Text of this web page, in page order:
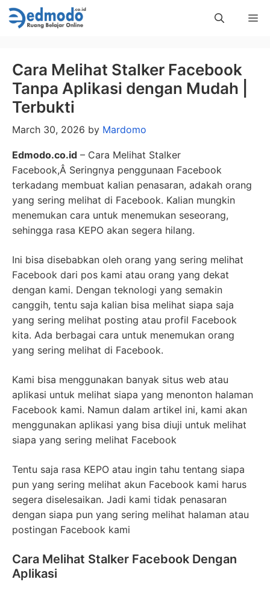
Skip
to
Cara Melihat Stalker Facebook
Tanpa Aplikasi dengan Mudah |
Terbukti
March 30, 2026 by Mardomo
Edmodo.co.id – Cara Melihat Stalker
Facebook,Â Seringnya penggunaan Facebook
terkadang membuat kalian penasaran, adakah orang
yang sering melihat di Facebook. Kalian mungkin
menemukan cara untuk menemukan seseorang,
sehingga rasa KEPO akan segera hilang.
Ini bisa disebabkan oleh orang yang sering melihat
Facebook dari pos kami atau orang yang dekat
dengan kami. Dengan teknologi yang semakin
canggih, tentu saja kalian bisa melihat siapa saja
yang sering melihat posting atau profil Facebook
kita. Ada berbagai cara untuk menemukan orang
yang sering melihat di Facebook.
Kami bisa menggunakan banyak situs web atau
aplikasi untuk melihat siapa yang menonton halaman
Facebook kami. Namun dalam artikel ini, kami akan
menggunakan aplikasi yang bisa diuji untuk melihat
siapa yang sering melihat Facebook
Tentu saja rasa KEPO atau ingin tahu tentang siapa
pun yang sering melihat akun Facebook kami harus
segera diselesaikan. Jadi kami tidak penasaran
dengan siapa pun yang sering melihat halaman atau
postingan Facebook kami
Cara Melihat Stalker Facebook Dengan
Aplikasi